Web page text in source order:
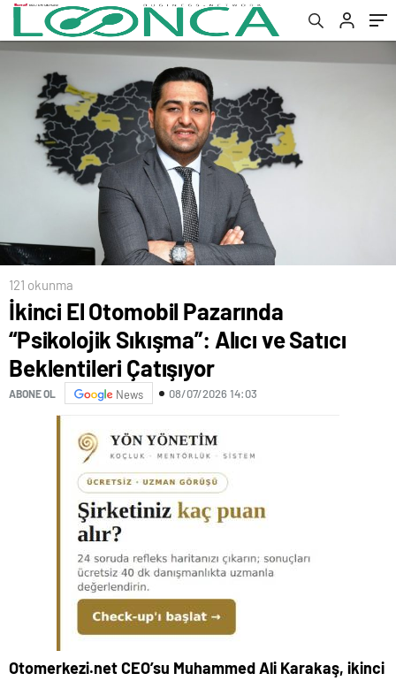
Çatışıyor
121 okunma
İkinci El Otomobil Pazarında
“Psikolojik Sıkışma”: Alıcı ve Satıcı
Beklentileri Çatışıyor
ABONE OL News 08/07/2026 14:03
Otomerkezi.net CEO’su Muhammed Ali Karakaş, ikinci